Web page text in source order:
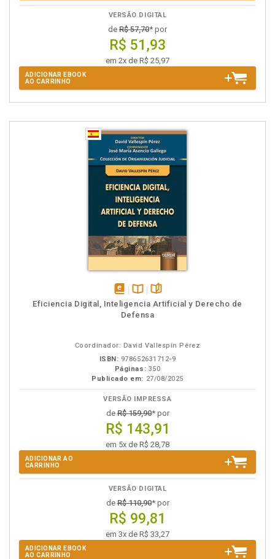
VERSÃO DIGITAL
de R$ 57,70* por
R$ 51,93
em 2x de R$ 25,97
ADICIONAR EBOOK
AO CARRINHO
disponível
em
Disponível
na
páginas
Eficiencia Digital, Inteligencia Artificial y Derecho de
Defensa
Coordinador: David Vallespín Pérez
ISBN: 978652631712-9
Páginas: 350
Publicado em: 27/08/2025
VERSÃO IMPRESSA
deR$ 159,90* por
R$ 143,91
em 5x de R$ 28,78
ADICIONAR AO
CARRINHO
VERSÃO DIGITAL
deR$ 110,90* por
R$ 99,81
em 3x de R$ 33,27
ADICIONAR EBOOK
AO CARRINHO